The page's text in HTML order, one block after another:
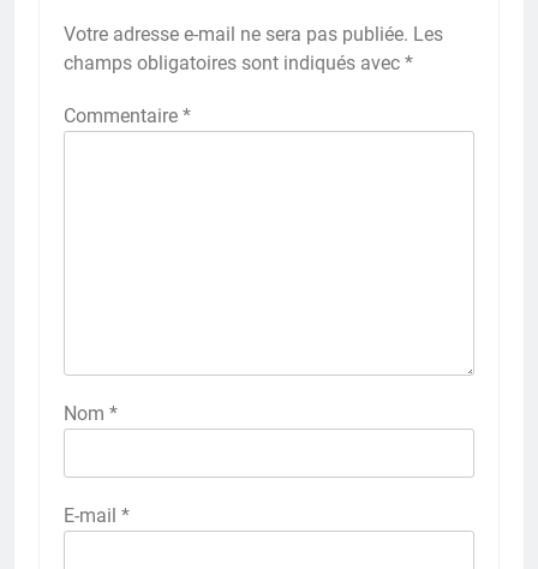
Votre adresse e-mail ne sera pas publiée. Les
champs obligatoires sont indiqués avec *
Commentaire *
Nom *
E-mail *